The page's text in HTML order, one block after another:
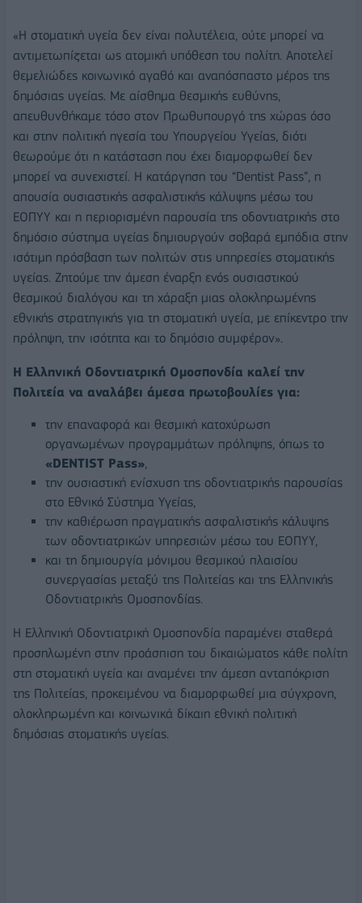
«Η στοματική υγεία δεν είναι πολυτέλεια, ούτε μπορεί να
αντιμετωπίζεται ως ατομική υπόθεση του πολίτη. Αποτελεί
θεμελιώδες κοινωνικό αγαθό και αναπόσπαστο μέρος της
δημόσιας υγείας. Με αίσθημα θεσμικής ευθύνης,
απευθυνθήκαμε τόσο στον Πρωθυπουργό της χώρας όσο
και στην πολιτική ηγεσία του Υπουργείου Υγείας, διότι
θεωρούμε ότι η κατάσταση που έχει διαμορφωθεί δεν
μπορεί να συνεχιστεί. Η κατάργηση του “Dentist Pass”, η
απουσία ουσιαστικής ασφαλιστικής κάλυψης μέσω του
ΕΟΠΥΥ και η περιορισμένη παρουσία της οδοντιατρικής στο
δημόσιο σύστημα υγείας δημιουργούν σοβαρά εμπόδια στην
ισότιμη πρόσβαση των πολιτών στις υπηρεσίες στοματικής
υγείας. Ζητούμε την άμεση έναρξη ενός ουσιαστικού
θεσμικού διαλόγου και τη χάραξη μιας ολοκληρωμένης
εθνικής στρατηγικής για τη στοματική υγεία, με επίκεντρο την
πρόληψη, την ισότητα και το δημόσιο συμφέρον».
Η Ελληνική Οδοντιατρική Ομοσπονδία καλεί την
Πολιτεία να αναλάβει άμεσα πρωτοβουλίες για:
την επαναφορά και θεσμική κατοχύρωση
οργανωμένων προγραμμάτων πρόληψης, όπως το
«DENTIST Pass»,
την ουσιαστική ενίσχυση της οδοντιατρικής παρουσίας
στο Εθνικό Σύστημα Υγείας,
την καθιέρωση πραγματικής ασφαλιστικής κάλυψης
των οδοντιατρικών υπηρεσιών μέσω του ΕΟΠΥΥ,
και τη δημιουργία μόνιμου θεσμικού πλαισίου
συνεργασίας μεταξύ της Πολιτείας και της Ελληνικής
Οδοντιατρικής Ομοσπονδίας.
Η Ελληνική Οδοντιατρική Ομοσπονδία παραμένει σταθερά
προσηλωμένη στην προάσπιση του δικαιώματος κάθε πολίτη
στη στοματική υγεία και αναμένει την άμεση ανταπόκριση
της Πολιτείας, προκειμένου να διαμορφωθεί μια σύγχρονη,
ολοκληρωμένη και κοινωνικά δίκαιη εθνική πολιτική
δημόσιας στοματικής υγείας.